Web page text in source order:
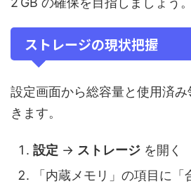
ストレージの現状把握
設定画面から総容量と使用済
きます。
設定 → ストレージ を開く
「内蔵メモリ」の項目に